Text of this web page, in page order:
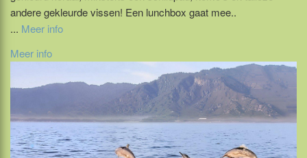
andere gekleurde vissen! Een lunchbox gaat mee..
... Meer info
Meer info